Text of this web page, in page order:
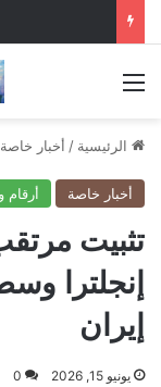
الرئيسية / أخبار خاصة
أخبار خاصة
تثبيت
إنجلترا
إيران
يونيو 15, 2026 0